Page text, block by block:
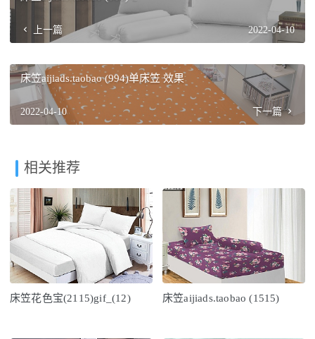
上一篇 2022-04-10
床笠aijiads.taobao (994)单床笠 效果
2022-04-10 下一篇
相关推荐
床笠花色宝(2115)gif_(12) 床笠aijiads.taobao (1515)